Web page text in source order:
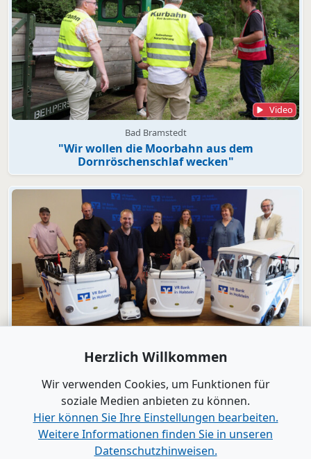
Video
Bad Bramstedt
"Wir wollen die Moorbahn aus dem
Dornröschenschlaf wecken"
Engagement
VR Bank in Holstein macht KiTas mobil!
Alle Videos anzeigen
Herzlich Willkommen
Wir verwenden Cookies, um Funktionen für
soziale Medien anbieten zu können.
Hier können Sie Ihre Einstellungen bearbeiten.
Weitere Informationen finden Sie in unseren
Datenschutzhinweisen.